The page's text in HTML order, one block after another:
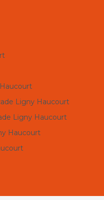
Ligny Haucourt
Ligny Haucourt
Haucourt